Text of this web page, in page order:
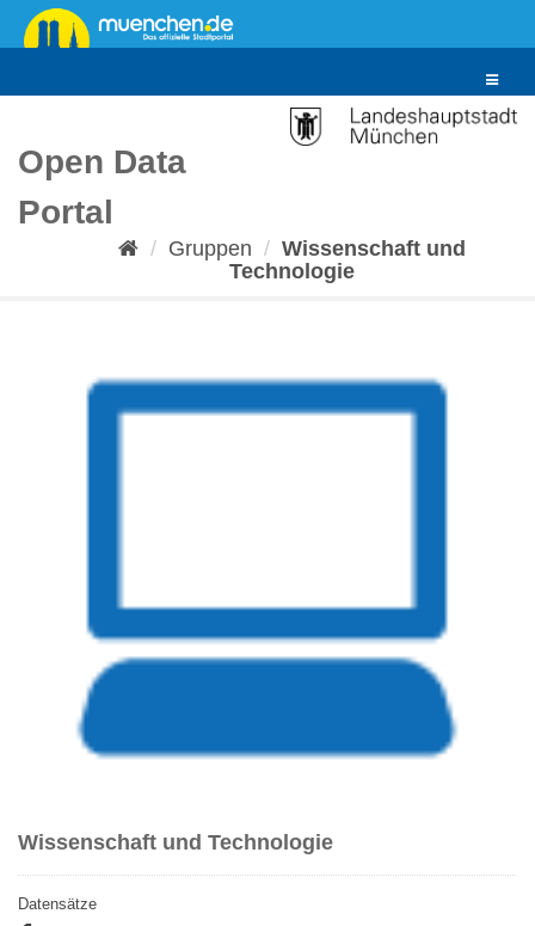
Überspringen
zum
Toggle
Open Data
Portal
Gruppen
Wissenschaft und
Technologie
Wissenschaft und Technologie
Datensätze